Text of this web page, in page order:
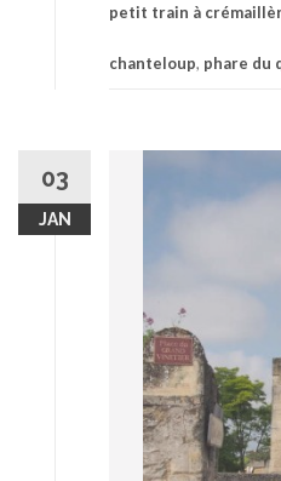
petit train à
chanteloup, phare du
03
JAN